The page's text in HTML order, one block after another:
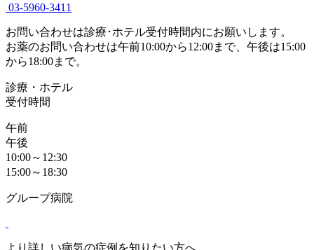
03-5960-3411
お問い合わせは診療･ホテル受付時間内にお願いします。
お薬のお問い合わせは午前10:00から12:00まで、午後は15:00
から18:00まで。
診療・ホテル
受付時間
午前
午後
10:00～12:30
15:00～18:30
グループ病院
より詳しい病気の症例を知りたい方へ